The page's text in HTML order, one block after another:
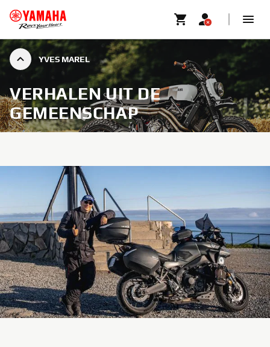
YVES MAREL
VERHALEN UIT DE
GEMEENSCHAP